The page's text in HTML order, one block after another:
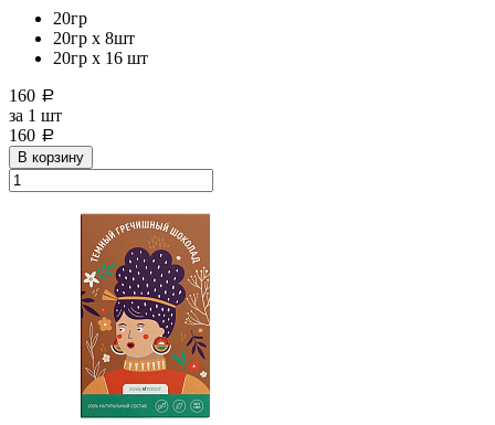
20гр
20гр x 8шт
20гр х 16 шт
160 a
за 1 шт
160 a
В корзину